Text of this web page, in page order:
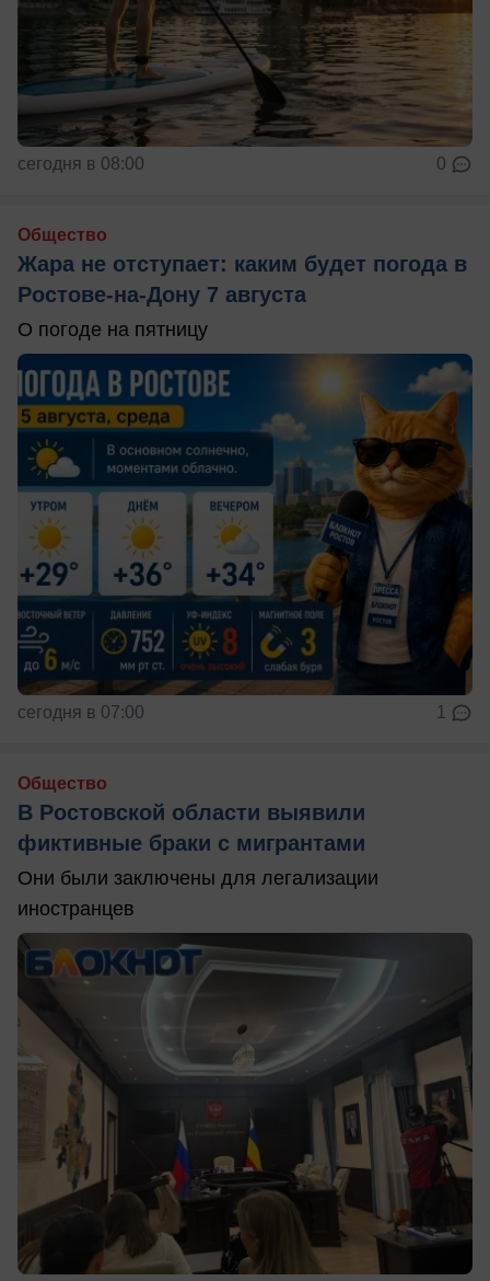
сегодня в 08:00 0
Общество
Жара не отступает: каким будет погода в
Ростове-на-Дону 7 августа
О погоде на пятницу
сегодня в 07:00 1
Общество
В Ростовской области выявили
фиктивные браки с мигрантами
Они были заключены для легализации
иностранцев